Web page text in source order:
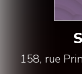
158, rue